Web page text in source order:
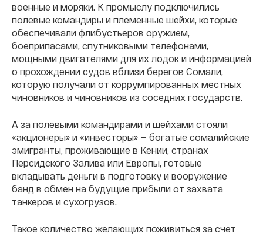
военные и моряки. К промыслу подключились
полевые командиры и племенные шейхи, которые
обеспечивали флибустьеров оружием,
боеприпасами, спутниковыми телефонами,
мощными двигателями для их лодок и информацией
о прохождении судов вблизи берегов Сомали,
которую получали от коррумпированных местных
чиновников и чиновников из соседних государств.
А за полевыми командирами и шейхами стояли
«акционеры» и «инвесторы» — богатые сомалийские
эмигранты, проживающие в Кении, странах
Персидского Залива или Европы, готовые
вкладывать деньги в подготовку и вооружение
банд в обмен на будущие прибыли от захвата
танкеров и сухогрузов.
Такое количество желающих поживиться за счет